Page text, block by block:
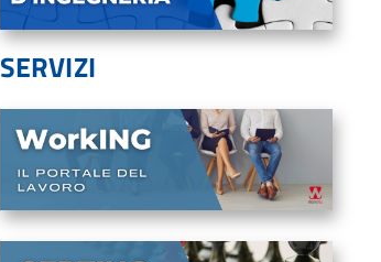
SERVIZI